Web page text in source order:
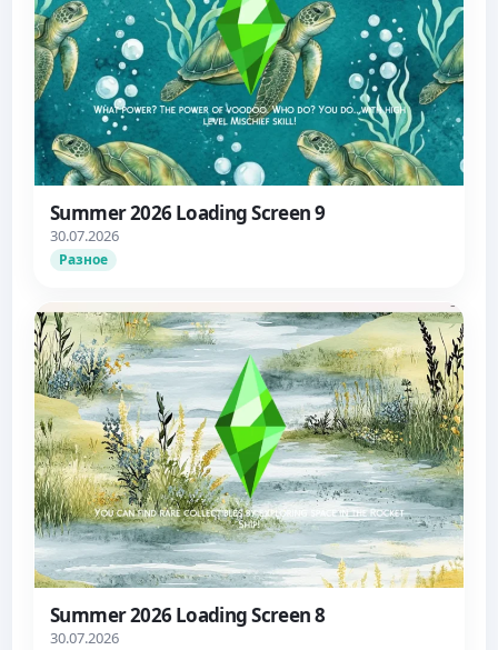
Summer 2026 Loading Screen 9
30.07.2026
Разное
Summer 2026 Loading Screen 8
30.07.2026